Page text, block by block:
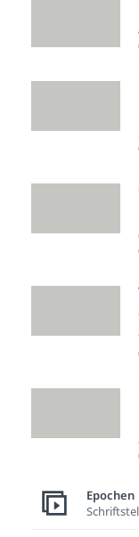
die
Epochen